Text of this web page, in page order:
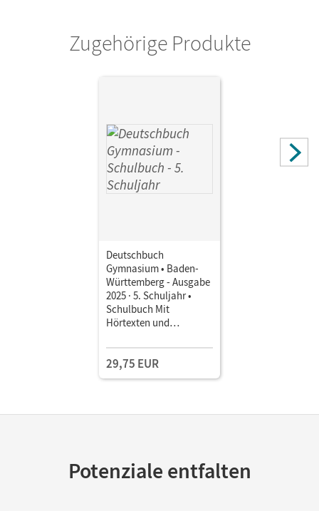
Zugehörige Produkte
Deutschbuch
Gymnasium • Baden-
Württemberg - Ausgabe
2025 · 5. Schuljahr •
Schulbuch Mit
Hörtexten und
29,75 EUR
Potenziale entfalten